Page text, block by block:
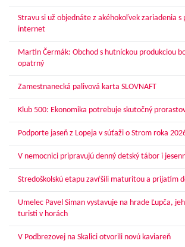
Stravu si už objednáte z akéhokoľvek zariadenia s
internet
Martin Čermák: Obchod s hutníckou produkciou
opatrný
Zamestnanecká palivová karta SLOVNAFT
Klub 500: Ekonomika potrebuje skutočný
Podporte jaseň z Lopeja v súťaži o Strom roka
V nemocnici pripravujú denný detský tábor i
Stredoškolskú etapu zavŕšili maturitou a prijatím
Umelec Pavel Siman vystavuje na hrade Ľupča,
turisti v horách
V Podbrezovej na Skalici otvorili novú kaviareň